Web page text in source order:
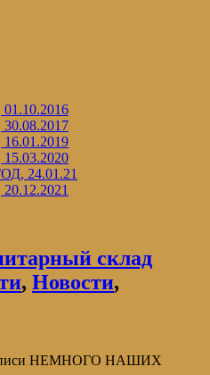
01.10.2016
30.08.2017
16.01.2019
15.03.2020
24.01.21
склад
, Новости,
НЕМНОГО НАШИХ